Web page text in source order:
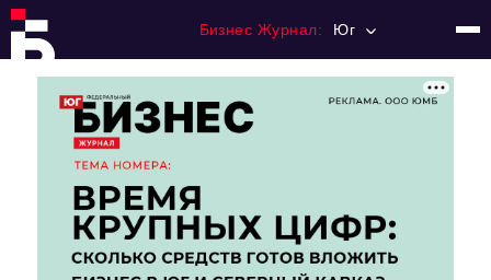
Бизнес Журнал: Юг
Франчайзинг
Номера журнала